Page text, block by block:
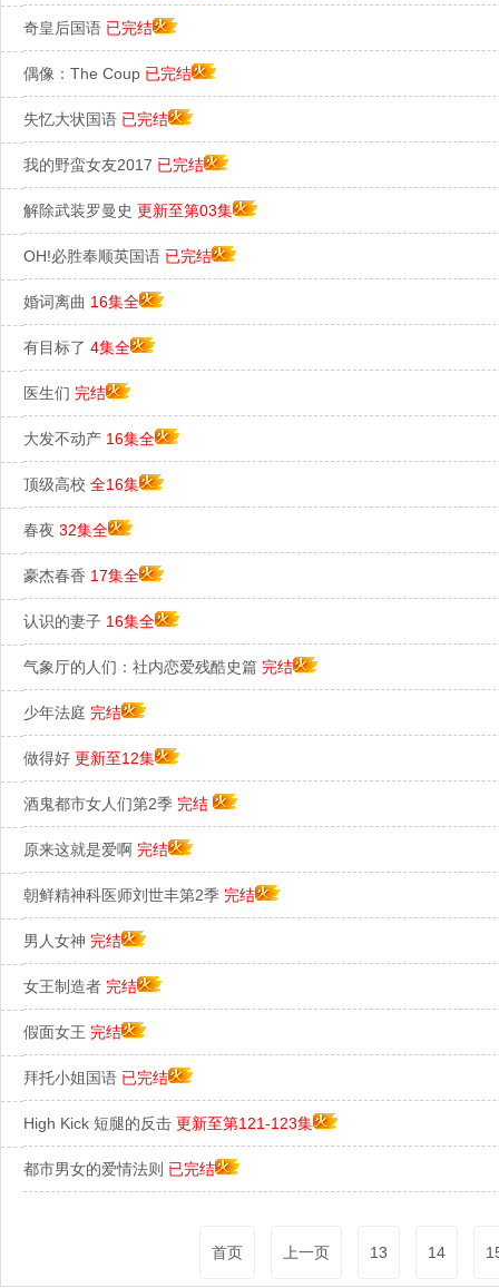
奇皇后国语 已完结
偶像：The Coup 已完结
失忆大状国语 已完结
我的野蛮女友2017 已完结
解除武装罗曼史 更新至第03集
OH!必胜奉顺英国语 已完结
婚词离曲 16集全
有目标了 4集全
医生们 完结
大发不动产 16集全
顶级高校 全16集
春夜 32集全
豪杰春香 17集全
认识的妻子 16集全
气象厅的人们：社内恋爱残酷史篇 完结
少年法庭 完结
做得好 更新至12集
酒鬼都市女人们第2季 完结
原来这就是爱啊 完结
朝鲜精神科医师刘世丰第2季 完结
男人女神 完结
女王制造者 完结
假面女王 完结
拜托小姐国语 已完结
High Kick 短腿的反击 更新至第121-123集
都市男女的爱情法则 已完结
首页 上一页 13 14